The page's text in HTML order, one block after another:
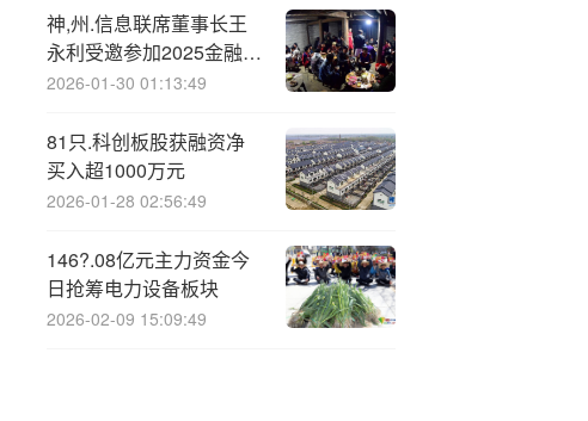
神,州.信息联席董事长王
永利受邀参加2025金融街
论坛年会企业家圆桌会议
2026-01-30 01:13:49
81只.科创板股获融资净
买入超1000万元
2026-01-28 02:56:49
146?.08亿元主力资金今
日抢筹电力设备板块
2026-02-09 15:09:49